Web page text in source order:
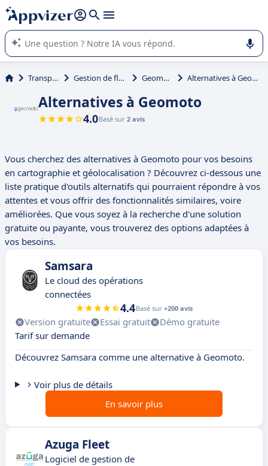
répondre (plusieurs lignes avec
L'IA de Appvizer vous guide dans l'utilisation ou la sélection de
logiciel SaaS en entreprise.
Transport Gestion de flotte Geomoto Alternatives à Geomoto
Alternatives à Geomoto
4.0Basé sur 2 avis
Vous cherchez des alternatives à Geomoto pour vos besoins
en cartographie et géolocalisation ? Découvrez ci-dessous une
liste pratique d'outils alternatifs qui pourraient répondre à vos
attentes et vous offrir des fonctionnalités similaires, voire
améliorées. Que vous soyez à la recherche d'une solution
gratuite ou payante, vous trouverez des options adaptées à
vos besoins.
Samsara
Le cloud des opérations
connectées
4.4Basé sur +200 avis
Version gratuite Essai gratuit
Démo gratuite
Tarif sur demande
Découvrez Samsara comme une alternative à Geomoto.
Voir plus de détails
En savoir plus
Azuga Fleet
Logiciel de gestion de